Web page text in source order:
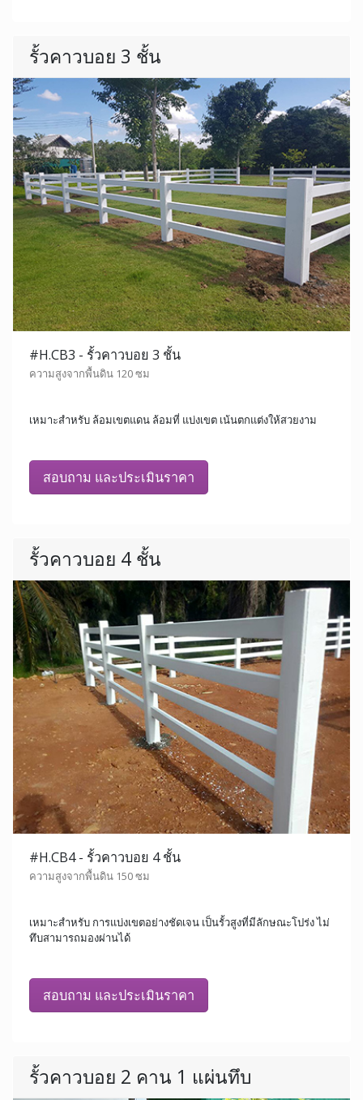
รั้วคาวบอย 3 ชั้น
#H.CB3 - รั้วคาวบอย 3 ชั้น
ความสูงจากพื้นดิน 120 ซม
เหมาะสำหรับ ล้อมเขตแดน ล้อมที่ แบ่งเขต เน้นตกแต่งให้สวยงาม
สอบถาม และประเมินราคา
รั้วคาวบอย 4 ชั้น
#H.CB4 - รั้วคาวบอย 4 ชั้น
ความสูงจากพื้นดิน 150 ซม
เหมาะสำหรับ การแบ่งเขตอย่างชัดเจน เป็นรั้วสูงที่มีลักษณะโปร่ง ไม่
ทึบสามารถมองผ่านได้
สอบถาม และประเมินราคา
รั้วคาวบอย 2 คาน 1 แผ่นทึบ